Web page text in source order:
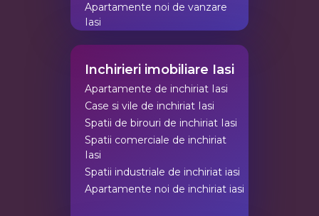
Apartamente noi de vanzare
Iasi
Inchirieri imobiliare Iasi
Apartamente de inchiriat Iasi
Case si vile de inchiriat Iasi
Spatii de birouri de inchiriat Iasi
Spatii comerciale de inchiriat
Iasi
Spatii industriale de inchiriat iasi
Apartamente noi de inchiriat iasi